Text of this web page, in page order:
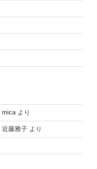
micaより
近藤雅子 より